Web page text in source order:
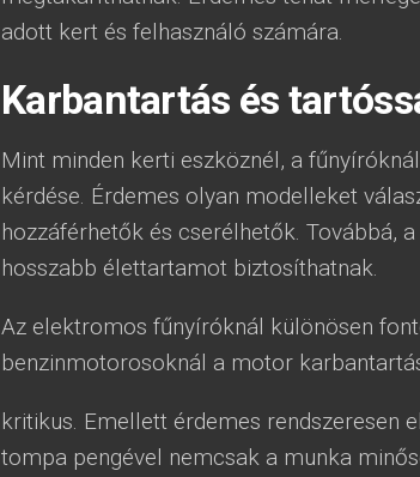
adott kert és felhasználó számára.
Karbantartás és
Mint minden kerti eszköznél, a
kérdése. Érdemes olyan modelleket
hozzáférhetők és cserélhetők. Továbbá,
hosszabb élettartamot biztosíthatnak.
Az elektromos fűnyíróknál különösen
benzinmotorosoknál a motor
kritikus. Emellett érdemes rendszeresen
tompa pengével nemcsak a munka